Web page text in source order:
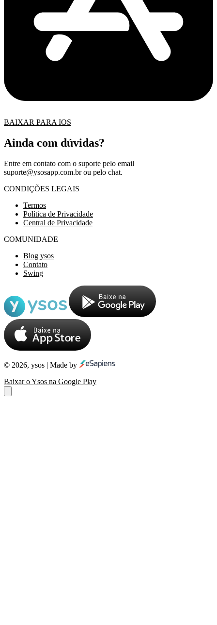
BAIXAR PARA IOS
Ainda com dúvidas?
Entre em contato com o suporte pelo email
suporte@ysosapp.com.brou pelo chat.
CONDIÇÕES LEGAIS
Termos
Política de Privacidade
Central de Privacidade
COMUNIDADE
Blog ysos
Contato
Swing
© 2026, ysos | Made by
Baixar o Ysos na Google Play